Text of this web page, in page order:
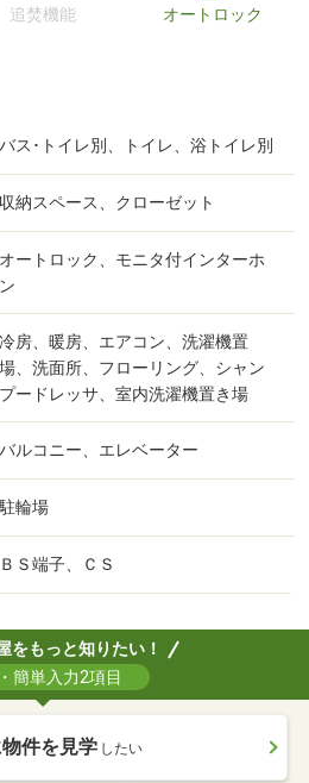
追焚機能 オートロック
バス･トイレ別、トイレ、浴トイレ別
収納スペース、クローゼット
オートロック、モニタ付インターホ
ン
冷房、暖房、エアコン、洗濯機置
場、洗面所、フローリング、シャン
プードレッサ、室内洗濯機置き場
バルコニー、エレベーター
駐輪場
ＢＳ端子、ＣＳ
をもっと知りたい！
簡単入力2項目
件を見学 したい